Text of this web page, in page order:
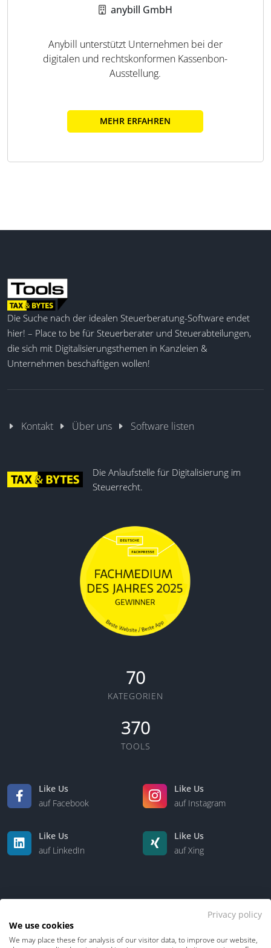
anybill GmbH
Anybill unterstützt Unternehmen bei der
digitalen und rechtskonformen Kassenbon-
Ausstellung.
MEHR ERFAHREN
Die Suche nach der idealen Steuerberatung-Software endet
hier! – Place to be für Steuerberater und Steuerabteilungen,
die sich mit Digitalisierungsthemen in Kanzleien &
Unternehmen beschäftigen wollen!
Kontakt Über uns Software listen
Die Anlaufstelle für Digitalisierung im
Steuerrecht.
70
KATEGORIEN
370
TOOLS
Like Us
auf Facebook
Like Us
auf Instagram
Like Us
auf LinkedIn
Like Us
auf Xing
Kontakt Über uns
Privacy policy
We use cookies
We may place these for analysis of our visitor data, to improve our website,